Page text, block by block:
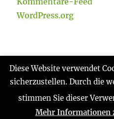
WordPress.org
Gabi Reinmann
präsentiert von WordPress
Diese Website verwendet
sicherzustellen. Durch die
stimmen Sie dieser
Mehr Informationen